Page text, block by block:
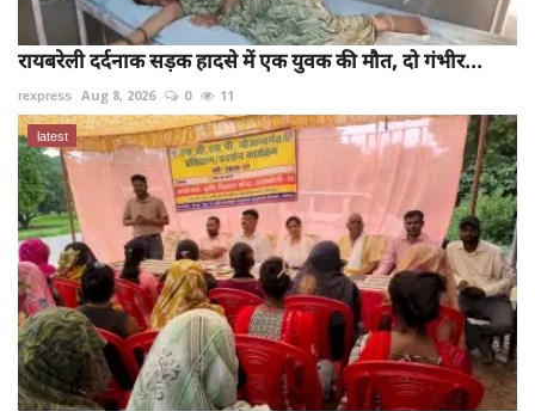
रायबरेली दर्दनाक सड़क हादसे में एक युवक की मौत, दो गंभीर...
rexpress Aug 8, 2026 0 11
latest